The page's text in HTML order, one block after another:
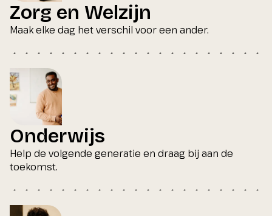
Zorg en Welzijn
Maak elke dag het verschil voor een ander.
Onderwijs
Help de volgende generatie en draag bij aan de
toekomst.